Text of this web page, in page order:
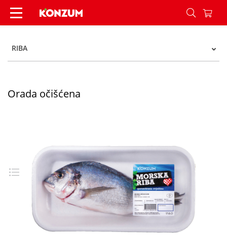
Orada očišćena - Konzum
RIBA
Orada očišćena